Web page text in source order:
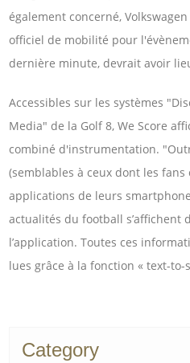
également concerné,
officiel de mobilité pour
dernière minute, devrait avoir
Accessibles sur les systèmes
Media" de la Golf 8, We Score
combiné d'instrumentation.
(semblables à ceux dont les fans
applications de leurs
actualités du football s’affichent
l’application. Toutes ces
lues grâce à la fonction « text-to-
Category